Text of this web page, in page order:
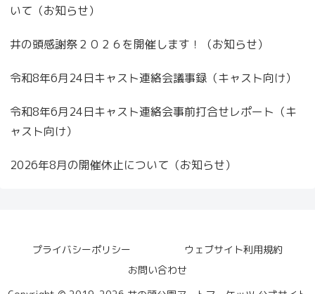
いて（お知らせ）
井の頭感謝祭２０２６を開催します！（お知らせ）
令和8年6月24日キャスト連絡会議事録（キャスト向け）
令和8年6月24日キャスト連絡会事前打合せレポート（キ
ャスト向け）
2026年8月の開催休止について（お知らせ）
プライバシーポリシー
ウェブサイト利用規約
お問い合わせ